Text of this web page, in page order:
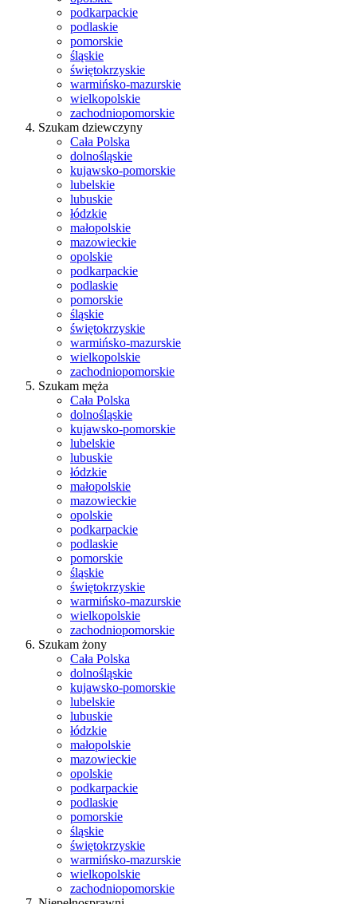
podkarpackie
podlaskie
pomorskie
śląskie
świętokrzyskie
warmińsko-mazurskie
wielkopolskie
zachodniopomorskie
Szukam dziewczyny
Cała Polska
dolnośląskie
kujawsko-pomorskie
lubelskie
lubuskie
łódzkie
małopolskie
mazowieckie
opolskie
podkarpackie
podlaskie
pomorskie
śląskie
świętokrzyskie
warmińsko-mazurskie
wielkopolskie
zachodniopomorskie
Szukam męża
Cała Polska
dolnośląskie
kujawsko-pomorskie
lubelskie
lubuskie
łódzkie
małopolskie
mazowieckie
opolskie
podkarpackie
podlaskie
pomorskie
śląskie
świętokrzyskie
warmińsko-mazurskie
wielkopolskie
zachodniopomorskie
Szukam żony
Cała Polska
dolnośląskie
kujawsko-pomorskie
lubelskie
lubuskie
łódzkie
małopolskie
mazowieckie
opolskie
podkarpackie
podlaskie
pomorskie
śląskie
świętokrzyskie
warmińsko-mazurskie
wielkopolskie
zachodniopomorskie